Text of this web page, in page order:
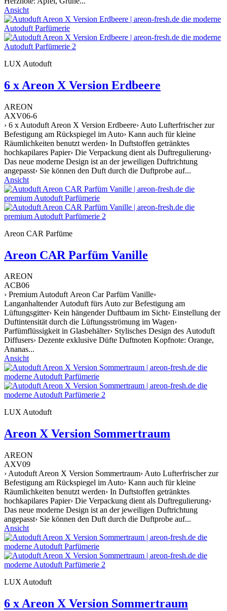
Ansicht
LUX Autoduft
6 x Areon X Version Erdbeere
AREON
AXV06-6
› 6 x Autoduft Areon X Version Erdbeere› Auto Lufterfrischer zur
Befestigung am Rückspiegel im Auto› Kann auch für kleine
Räumlichkeiten benutzt werden› In Duftstoffen getränktes
hochkapilares Papier› Die Verpackung dient als Duftregulierung›
Das neue moderne Design ist an der jeweiligen Duftrichtung
angepasst› Sie können den Duft durch die Duftprobe auf...
Ansicht
Areon CAR Parfüme
Areon CAR Parfüm Vanille
AREON
ACB06
› Premium Autoduft Areon Car Parfüm Vanille›
Langanhaltender Autoduft fürs Auto zur Befestigung am
Lüftungsgitter› Kein hängender Duftbaum im Sicht› Einstellung der
Duftintensität durch die Lüftungsströmung im Wagen›
Parfümflüssigkeit in Glasbehälter› Stylisches Design des Autoduft
Diffusers› Dezente exklusive Düfte Duftnoten Kopfnote: Orange,
Ananas...
Ansicht
LUX Autoduft
Areon X Version Sommertraum
AREON
AXV09
› Autoduft Areon X Version Sommertraum› Auto Lufterfrischer zur
Befestigung am Rückspiegel im Auto› Kann auch für kleine
Räumlichkeiten benutzt werden› In Duftstoffen getränktes
hochkapilares Papier› Die Verpackung dient als Duftregulierung›
Das neue moderne Design ist an der jeweiligen Duftrichtung
angepasst› Sie können den Duft durch die Duftprobe auf...
Ansicht
LUX Autoduft
6 x Areon X Version Sommertraum